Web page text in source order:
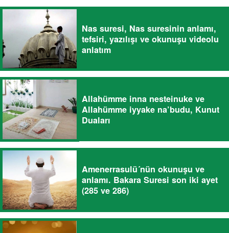
Nas suresi, Nas suresinin anlamı,
tefsiri, yazılışı ve okunuşu videolu
anlatım
Allahümme inna nesteinuke ve
Allahümme iyyake na’budu, Kunut
Duaları
Amenerrasulü´nün okunuşu ve
anlamı. Bakara Suresi son iki ayet
(285 ve 286)